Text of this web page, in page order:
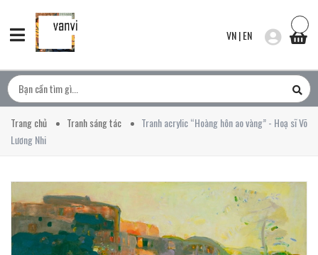
VN|EN
Trang chủ Tranh sáng tác
Tranh acrylic “Hoàng hôn ao vàng” - Hoạ sĩ Võ
Lương Nhi